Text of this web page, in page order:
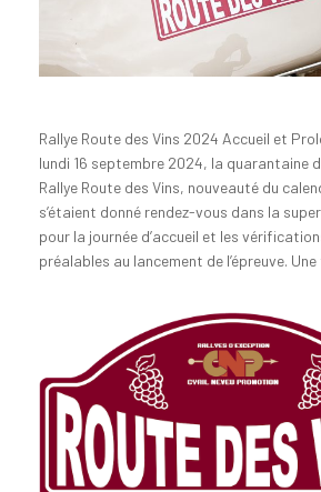
Rallye Route des Vins 2024 Accueil et
lundi 16 septembre 2024, la quarantaine
Rallye Route des Vins, nouveauté du
s’étaient donné rendez-vous dans la
pour la journée d’accueil et les
préalables au lancement de l’épreuve.